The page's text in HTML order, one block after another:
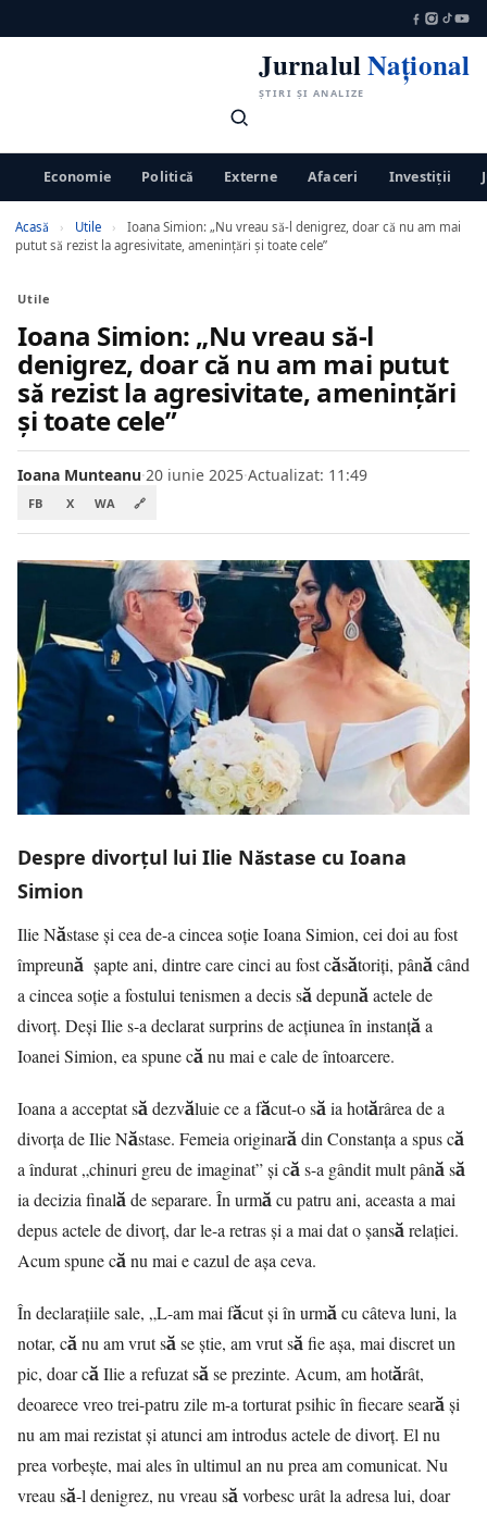
JurnalulNațional
ȘTIRI ȘI ANALIZE
Economie Politică Externe Afaceri Investiții
Acasă › Utile ›
Ioana Simion: „Nu vreau să-l denigrez, doar că nu am mai
putut să rezist la agresivitate, amenințări și toate cele”
Utile
Ioana Simion: „Nu vreau să-l
denigrez, doar că nu am mai putut
să rezist la agresivitate, amenințări
și toate cele”
Ioana Munteanu·20 iunie 2025·Actualizat: 11:49
FB X WA 🔗
Despre divorțul lui Ilie Năstase cu Ioana
Simion
Ilie Năstase şi cea de-a cincea soţie Ioana Simion, cei doi au fost
împreună şapte ani, dintre care cinci au fost căsătoriți, până când
a cincea soție a fostului tenismen a decis să depună actele de
divorț. Deși Ilie s-a declarat surprins de acțiunea în instanță a
Ioanei Simion, ea spune că nu mai e cale de întoarcere.
Ioana a acceptat să dezvăluie ce a făcut-o să ia hotărârea de a
divorța de Ilie Năstase. Femeia originară din Constanța a spus că
a îndurat „chinuri greu de imaginat” și că s-a gândit mult până să
ia decizia finală de separare. În urmă cu patru ani, aceasta a mai
depus actele de divorț, dar le-a retras și a mai dat o șansă relației.
Acum spune că nu mai e cazul de așa ceva.
În declaraţiile sale, „L-am mai făcut și în urmă cu câteva luni, la
notar, că nu am vrut să se știe, am vrut să fie așa, mai discret un
pic, doar că Ilie a refuzat să se prezinte. Acum, am hotărât,
deoarece vreo trei-patru zile m-a torturat psihic în fiecare seară și
nu am mai rezistat și atunci am introdus actele de divorț. El nu
prea vorbește, mai ales în ultimul an nu prea am comunicat. Nu
vreau să-l denigrez, nu vreau să vorbesc urât la adresa lui, doar